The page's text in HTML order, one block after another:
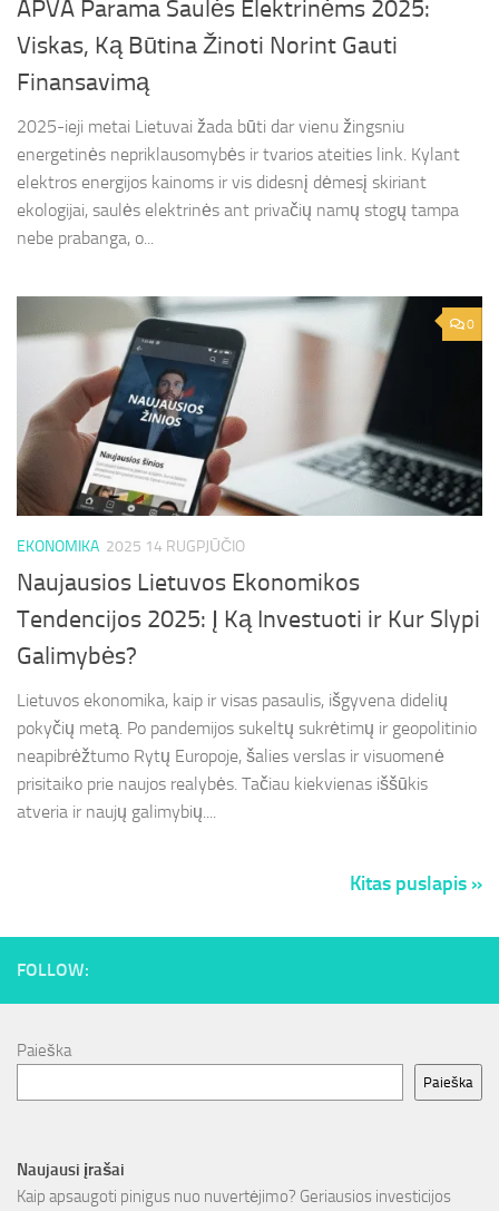
APVA Parama Saulės Elektrinėms 2025:
Viskas, Ką Būtina Žinoti Norint Gauti
Finansavimą
2025-ieji metai Lietuvai žada būti dar vienu žingsniu
energetinės nepriklausomybės ir tvarios ateities link. Kylant
elektros energijos kainoms ir vis didesnį dėmesį skiriant
ekologijai, saulės elektrinės ant privačių namų stogų tampa
nebe prabanga, o...
0
EKONOMIKA 2025 14 RUGPJŪČIO
Naujausios Lietuvos Ekonomikos
Tendencijos 2025: Į Ką Investuoti ir Kur Slypi
Galimybės?
Lietuvos ekonomika, kaip ir visas pasaulis, išgyvena didelių
pokyčių metą. Po pandemijos sukeltų sukrėtimų ir geopolitinio
neapibrėžtumo Rytų Europoje, šalies verslas ir visuomenė
prisitaiko prie naujos realybės. Tačiau kiekvienas iššūkis
atveria ir naujų galimybių....
Kitas puslapis »
FOLLOW:
Paieška
Paieška
Naujausi įrašai
Kaip apsaugoti pinigus nuo nuvertėjimo? Geriausios investicijos